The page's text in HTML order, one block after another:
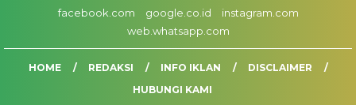
facebook.com
google.co.id
instagram.com
web.whatsapp.com
HOME REDAKSI INFO IKLAN
DISCLAIMER
HUBUNGI KAMI